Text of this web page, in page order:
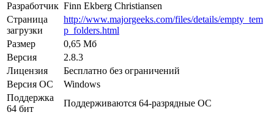
Разработчик Finn Ekberg Christiansen
Страница
загрузки
http://www.majorgeeks.com/files/details/empty_tem
p_folders.html
Размер
0,65 Мб
Версия
2.8.3
Лицензия
Бесплатно без ограничений
Версия ОС
Windows
Поддержка
64 бит
Поддерживаются 64-разрядные ОС